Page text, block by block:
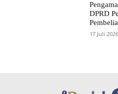
DPRD
17 Juli 2026